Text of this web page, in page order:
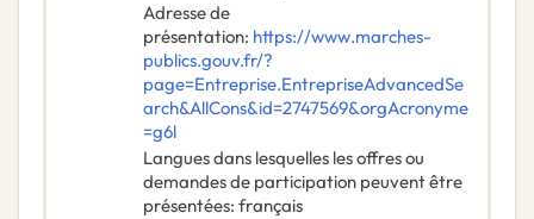
Adresse de
présentation: https://www.marches-
publics.gouv.fr/?
page=Entreprise.EntrepriseAdvancedSe
arch&AllCons&id=2747569&orgAcronyme
=g6l
Langues dans lesquelles les offres ou
demandes de participation peuvent être
présentées: français